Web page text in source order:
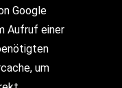
Google
Aufruf einer
um